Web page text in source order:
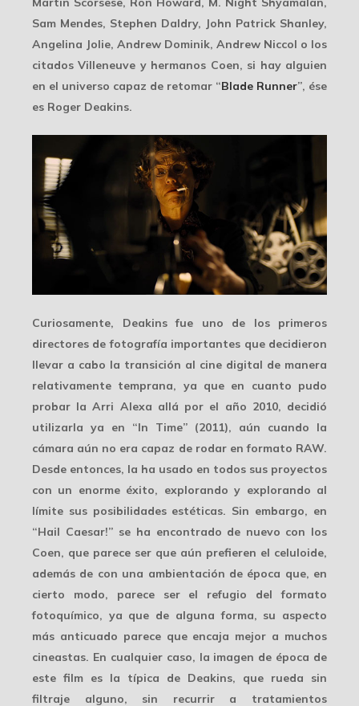
Sam Mendes, Stephen Daldry, John Patrick Shanley,
Angelina Jolie, Andrew Dominik, Andrew Niccol o los
citados Villeneuve y hermanos Coen, si hay alguien
en el universo capaz de retomar “Blade Runner”, ése
es Roger Deakins.
Curiosamente, Deakins fue uno de los primeros
directores de fotografía importantes que decidieron
llevar a cabo la transición al cine digital de manera
relativamente temprana, ya que en cuanto pudo
probar la Arri Alexa allá por el año 2010, decidió
utilizarla ya en “In Time” (2011), aún cuando la
cámara aún no era capaz de rodar en formato RAW.
Desde entonces, la ha usado en todos sus proyectos
con un enorme éxito, explorando y explorando al
límite sus posibilidades estéticas. Sin embargo, en
“Hail Caesar!” se ha encontrado de nuevo con los
Coen, que parece ser que aún prefieren el celuloide,
además de con una ambientación de época que, en
cierto modo, parece ser el refugio del formato
fotoquímico, ya que de alguna forma, su aspecto
más anticuado parece que encaja mejor a muchos
cineastas. En cualquier caso, la imagen de época de
este film es la típica de Deakins, que rueda sin
filtraje alguno, sin recurrir a tratamientos